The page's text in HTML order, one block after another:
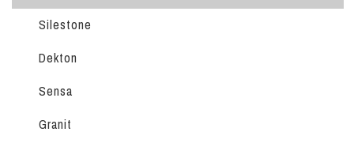
Silestone
Dekton
Sensa
Granit